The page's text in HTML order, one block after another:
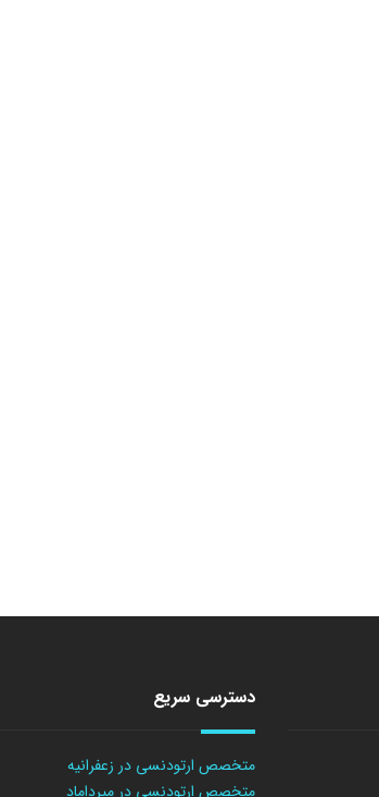
دسترسی سریع
متخصص ارتودنسی در زعفرانیه
متخصص ارتودنسی در میرداماد